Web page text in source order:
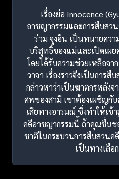
เรื่องย่อ Innocence
อาชญากรรมและการสืบส
ร่วม จุงอิน เป็นทนายคว
บริสุทธิ์ของแม่และเปิดเผ
โดยได้รับความช่วยเหลือจ
วาจา เรื่องราวจึงเป็นการ
กล่าวหาว่าเป็นฆาตกรหลังจ
ศพของสามี เขาต้องเผชิญกั
เสียทางอารมณ์ ซึ่งทำให้เข้
คดีอาชญากรรมนี้ ถ้าคุณชื่นช
ชาติในกระบวนการสืบสวนค
เป็นทางเลือ